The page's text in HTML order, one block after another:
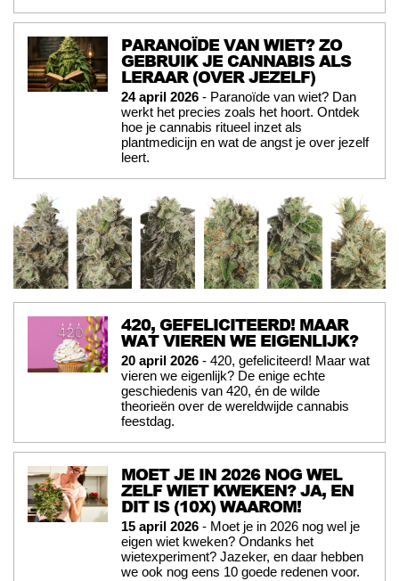
PARANOÏDE VAN WIET? ZO
GEBRUIK JE CANNABIS ALS
LERAAR (OVER JEZELF)
24 april 2026 - Paranoïde van wiet? Dan
werkt het precies zoals het hoort. Ontdek
hoe je cannabis ritueel inzet als
plantmedicijn en wat de angst je over jezelf
leert.
420, GEFELICITEERD! MAAR
WAT VIEREN WE EIGENLIJK?
20 april 2026 - 420, gefeliciteerd! Maar wat
vieren we eigenlijk? De enige echte
geschiedenis van 420, én de wilde
theorieën over de wereldwijde cannabis
feestdag.
MOET JE IN 2026 NOG WEL
ZELF WIET KWEKEN? JA, EN
DIT IS (10X) WAAROM!
15 april 2026 - Moet je in 2026 nog wel je
eigen wiet kweken? Ondanks het
wietexperiment? Jazeker, en daar hebben
we ook nog eens 10 goede redenen voor.